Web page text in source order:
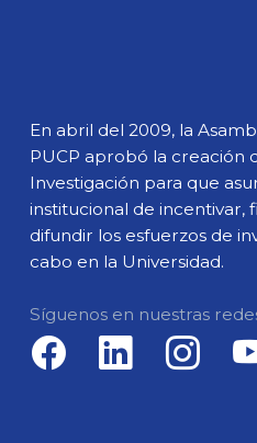
En abril del 2009, la
PUCP aprobó la creación
Investigación para que
institucional de incentivar,
difundir los esfuerzos de
cabo en la Universidad.
Síguenos en nuestras